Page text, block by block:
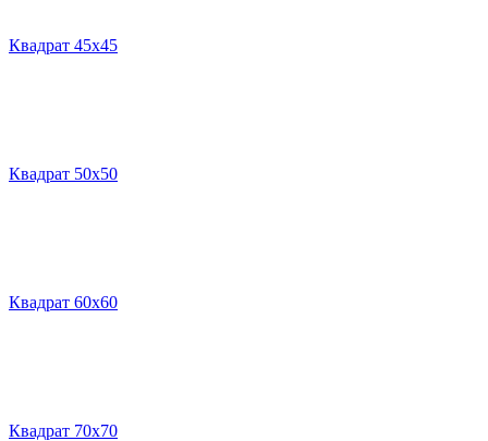
Квадрат 45х45
Квадрат 50х50
Квадрат 60х60
Квадрат 70х70